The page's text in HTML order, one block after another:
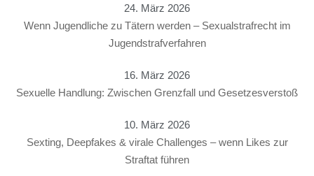
24. März 2026
Wenn Jugendliche zu Tätern werden – Sexualstrafrecht im
Jugendstrafverfahren
16. März 2026
Sexuelle Handlung: Zwischen Grenzfall und Gesetzesverstoß
10. März 2026
Sexting, Deepfakes & virale Challenges – wenn Likes zur
Straftat führen